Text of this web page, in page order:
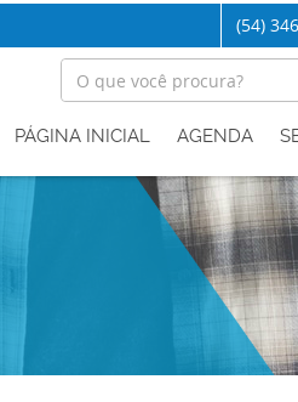
(54)
PÁGINA INICIAL AGENDA